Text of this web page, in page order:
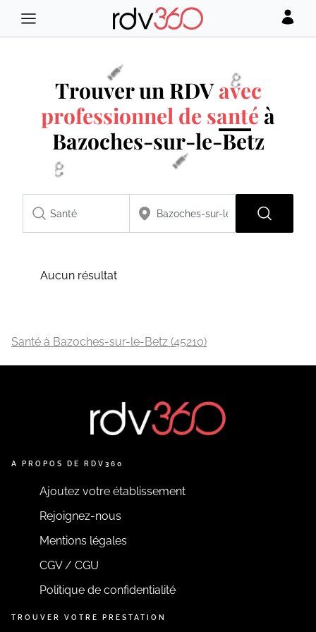
Trouver un RDVavec
professionnel de santé à
Bazoches-sur-le-Betz
Aucun résultat
Santé à Bazoches-sur-le-Betz (45210)
A PROPOS DE RDV360
Ajoutez votre établissement
Rejoignez-nous
Mentions légales
CGV / CGU
Politique de confidentialité
TROUVER VOTRE PRESTATION